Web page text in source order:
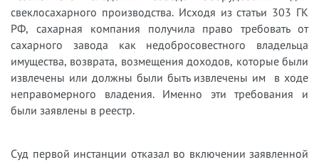
свеклосахарного производства. Исходя из статьи 303 ГК
РФ, сахарная компания получила право требовать от
сахарного завода как недобросовестного владельца
имущества, возврата, возмещения доходов, которые были
извлечены или должны были быть извлечены им в ходе
неправомерного владения. Именно эти требования и
были заявлены в реестр.
Суд первой инстанции отказал во включении заявленной